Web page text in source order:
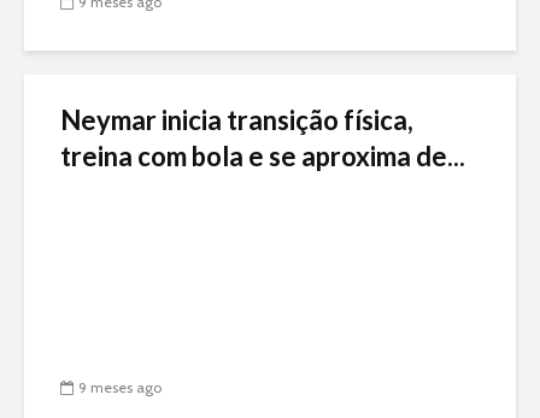
Neymar inicia transição física,
treina com bola e se aproxima de...
9 meses ago